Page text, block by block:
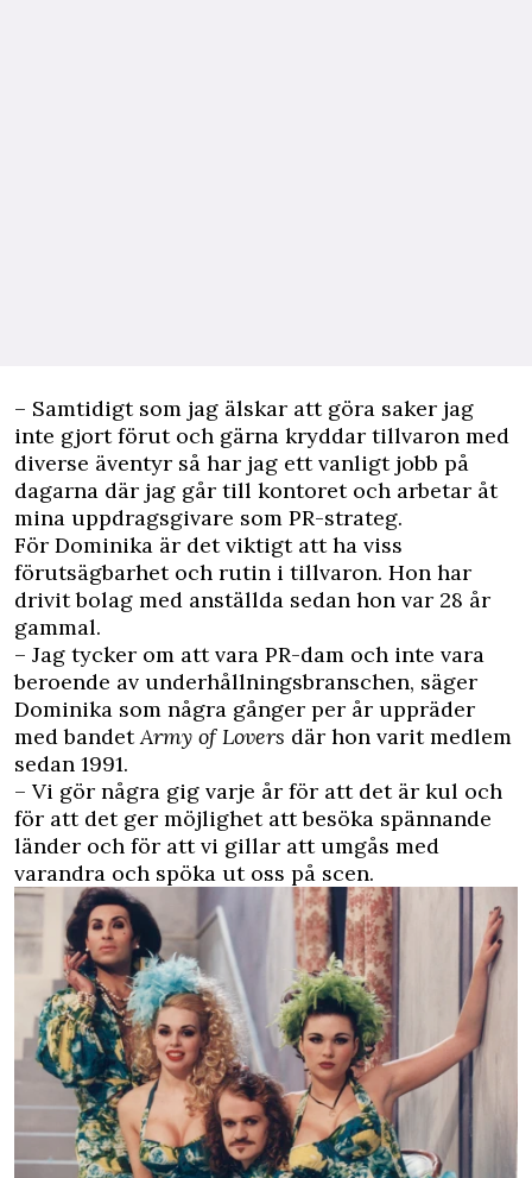
– Samtidigt som jag älskar att göra saker jag
inte gjort förut och gärna kryddar tillvaron med
diverse äventyr så har jag ett vanligt jobb på
dagarna där jag går till kontoret och arbetar åt
mina uppdragsgivare som PR-strateg.
För Dominika är det viktigt att ha viss
förutsägbarhet och rutin i tillvaron. Hon har
drivit bolag med anställda sedan hon var 28 år
gammal.
– Jag tycker om att vara PR-dam och inte vara
beroende av underhållningsbranschen, säger
Dominika som några gånger per år uppräder
med bandetArmy of Lovers där hon varit medlem
sedan 1991.
– Vi gör några gig varje år för att det är kul och
för att det ger möjlighet att besöka spännande
länder och för att vi gillar att umgås med
varandra och spöka ut oss på scen.